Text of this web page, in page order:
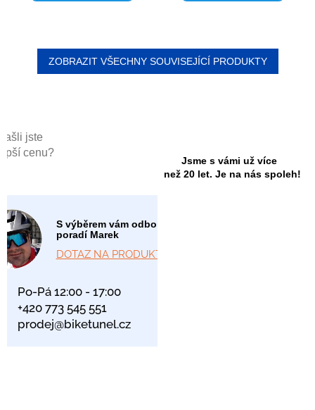
jste
cenu?
S výběrem vám odborně
poradí Marek
DOTAZ NA PRODUKT
Po-Pá 12:00 - 17:00
+420 773 545 551
prodej@biketunel.cz
Jsme s vámi už více
než 20 let. Je na nás spoleh!
ZOBRAZIT VŠECHNY SOUVISEJÍCÍ PRODUKTY